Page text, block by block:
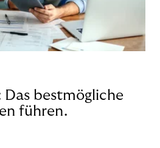
bestmögliche
führen.